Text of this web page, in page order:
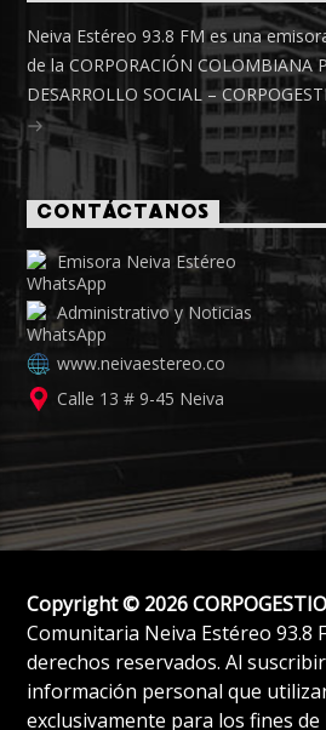
Neiva Estéreo 93.8 FM es una
de la CORPORACIÓN COLOMBIANA
DESARROLLO SOCIAL –
CONTÁCTANOS
Emisora Neiva Estéreo
Administrativo y Noticias
www.neivaestereo.co
Calle 13 # 9-45 Neiva
Copyright © 2026
Comunitaria Neiva Estéreo 93.8
derechos reservados. Al
información personal que
exclusivamente para los fines de